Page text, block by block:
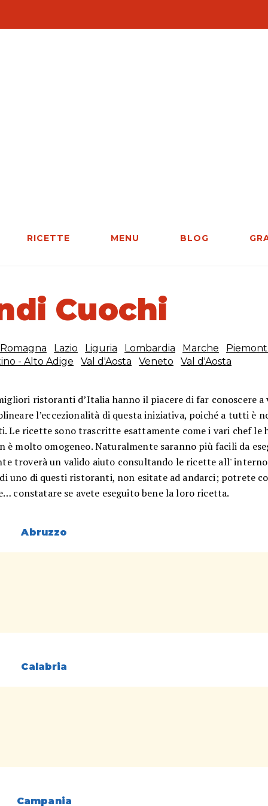
RICETTE MENU BLOG
Cuochi
Lazio Liguria Lombardia Marche
- Alto Adige Val d'Aosta Veneto Val d'Aosta
ristoranti d’Italia hanno il piacere di far conoscere a
l’eccezionalità di questa iniziativa, poiché a tutti è
Le ricette sono trascritte esattamente come i vari chef le
molto omogeneo. Naturalmente saranno più facili da
troverà un valido aiuto consultando le ricette all'
uno di questi ristoranti, non esitate ad andarci; potrete
constatare se avete eseguito bene la loro ricetta.
Abruzzo
Calabria
Campania